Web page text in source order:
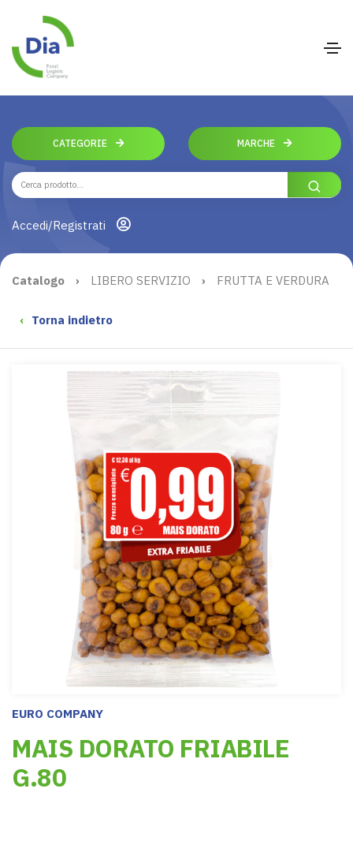
CATEGORIE MARCHE
Accedi/Registrati
Catalogo › LIBERO SERVIZIO › FRUTTA E VERDURA
‹ Torna indietro
EURO COMPANY
MAIS DORATO FRIABILE
G.80